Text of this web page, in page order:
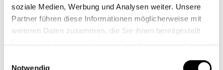
soziale Medien, Werbung und Analysen weiter. Unsere
Partner führen diese Informationen möglicherweise mit
weiteren Daten zusammen, die Sie ihnen bereitgestellt
Notwendig